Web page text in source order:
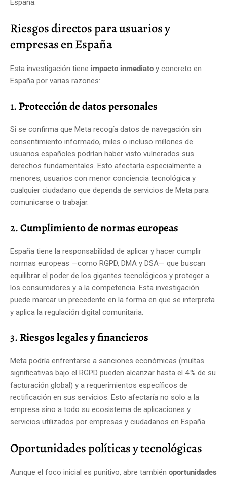
Riesgos directos para usuarios y
empresas en España
Esta investigación tiene impacto inmediato y concreto en
España por varias razones:
1. Protección de datos personales
Si se confirma que Meta recogía datos de navegación sin
consentimiento informado, miles o incluso millones de
usuarios españoles podrían haber visto vulnerados sus
derechos fundamentales. Esto afectaría especialmente a
menores, usuarios con menor conciencia tecnológica y
cualquier ciudadano que dependa de servicios de Meta para
comunicarse o trabajar.
2.Cumplimiento de normas europeas
España tiene la responsabilidad de aplicar y hacer cumplir
normas europeas —como RGPD, DMA y DSA— que buscan
equilibrar el poder de los gigantes tecnológicos y proteger a
los consumidores y a la competencia. Esta investigación
puede marcar un precedente en la forma en que se interpreta
y aplica la regulación digital comunitaria.
3.Riesgos legales y financieros
Meta podría enfrentarse a sanciones económicas (multas
significativas bajo el RGPD pueden alcanzar hasta el 4 % de su
facturación global) y a requerimientos específicos de
rectificación en sus servicios. Esto afectaría no solo a la
empresa sino a todo su ecosistema de aplicaciones y
servicios utilizados por empresas y ciudadanos en España.
Oportunidades políticas y tecnológicas
Aunque el foco inicial es punitivo, abre también oportunidades